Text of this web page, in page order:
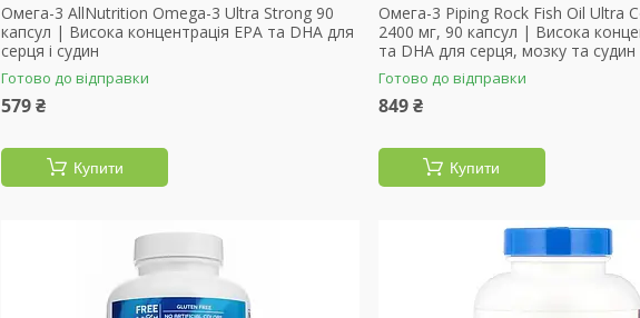
Омега-3 AllNutrition Omega-3 Ultra Strong 90
капсул | Висока концентрація EPA та DHA для
серця і судин
Готово до відправки
579 ₴
Купити
Омега-3 Piping Rock Fish Oil Ultra
2400 мг, 90 капсул | Висока
та DHA для серця, мозку та судин
Готово до відправки
849 ₴
Купити